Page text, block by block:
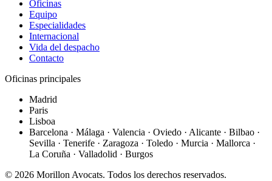
Oficinas
Equipo
Especialidades
Internacional
Vida del despacho
Contacto
Oficinas principales
Madrid
Paris
Lisboa
Barcelona · Málaga · Valencia · Oviedo · Alicante · Bilbao ·
Sevilla · Tenerife · Zaragoza · Toledo · Murcia · Mallorca ·
La Coruña · Valladolid · Burgos
© 2026 Morillon Avocats. Todos los derechos reservados.